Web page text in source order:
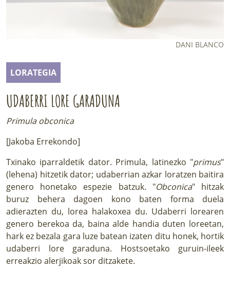
LURRAREN AGENDA
DANI BLANCO
LORATEGIA
UDABERRI LORE GARADUNA
Primula obconica
[Jakoba Errekondo]
Txinako iparraldetik dator. Primula, latinezko "primus"
(lehena) hitzetik dator; udaberrian azkar loratzen baitira
genero honetako espezie batzuk. "Obconica" hitzak
buruz behera dagoen kono baten forma duela
adierazten du, lorea halakoxea du. Udaberri lorearen
genero berekoa da, baina alde handia duten loreetan,
hark ez bezala gara luze batean izaten ditu honek, hortik
udaberri lore garaduna. Hostsoetako guruin-ileek
erreakzio alerjikoak sor ditzakete.